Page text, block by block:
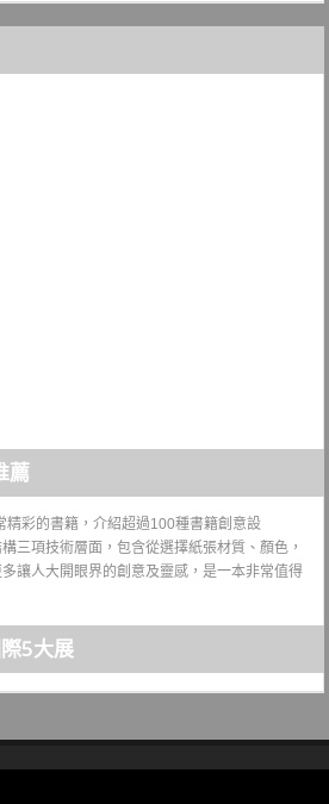
薦
精彩的書籍，介紹超過100種書籍創意設
三項技術層面，包含從選擇紙張材質、顏色，
讓人大開眼界的創意及靈感，是一本非常值得
5大展